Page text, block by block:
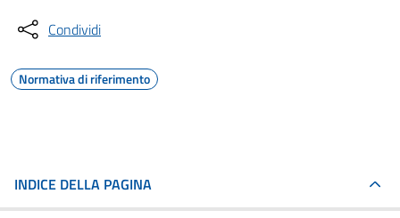
Condividi
Normativa di riferimento
INDICE DELLA PAGINA